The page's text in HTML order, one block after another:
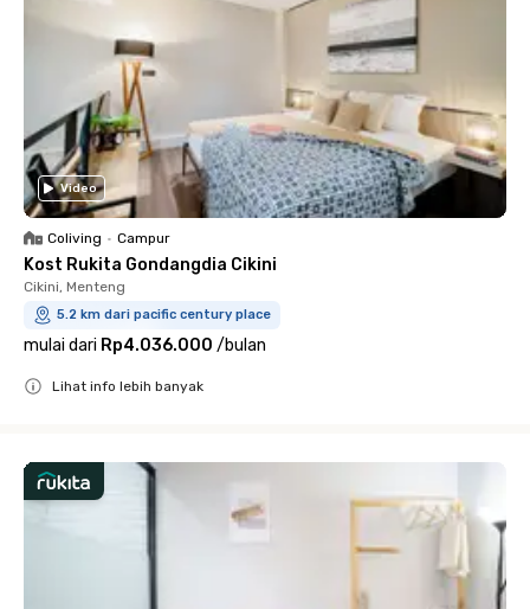
Video
Coliving • Campur
Kost Rukita Gondangdia Cikini
Cikini, Menteng
5.2 km dari pacific century place
mulai dari Rp4.036.000 /bulan
Lihat info lebih banyak